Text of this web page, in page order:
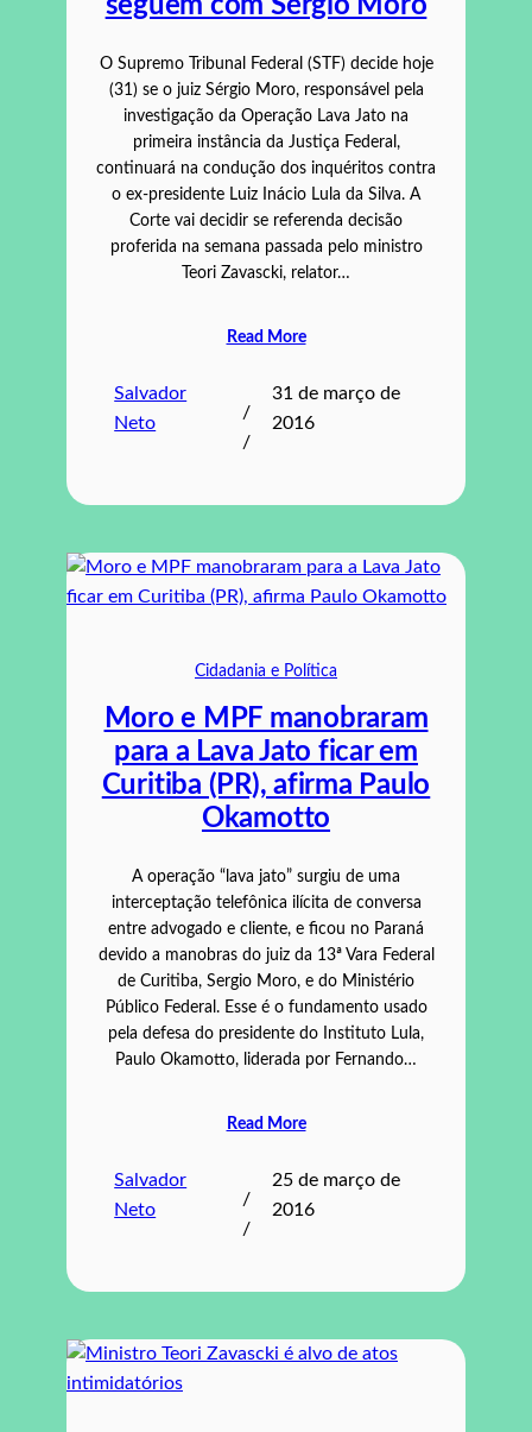
O Supremo Tribunal Federal (STF) decide hoje
(31) se o juiz Sérgio Moro, responsável pela
investigação da Operação Lava Jato na
primeira instância da Justiça Federal,
continuará na condução dos inquéritos contra
o ex-presidente Luiz Inácio Lula da Silva. A
Corte vai decidir se referenda decisão
proferida na semana passada pelo ministro
Teori Zavascki, relator…
Read More
Salvador
Neto
/
/
31 de março de
2016
Cidadania e Política
Moro e MPF manobraram
para a Lava Jato ficar em
Curitiba (PR), afirma Paulo
Okamotto
A operação “lava jato” surgiu de uma
interceptação telefônica ilícita de conversa
entre advogado e cliente, e ficou no Paraná
devido a manobras do juiz da 13ª Vara Federal
de Curitiba, Sergio Moro, e do Ministério
Público Federal. Esse é o fundamento usado
pela defesa do presidente do Instituto Lula,
Paulo Okamotto, liderada por Fernando…
Read More
Salvador
Neto
/
/
25 de março de
2016